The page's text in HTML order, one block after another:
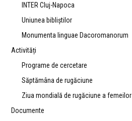
INTER Cluj-Napoca
Uniunea bibliştilor
Monumenta linguae Dacoromanorum
Activități
Programe de cercetare
Săptămâna de rugăciune
Ziua mondială de rugăciune a femeilor
Documente